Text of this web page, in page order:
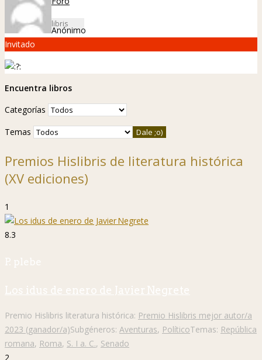
Anónimo
Invitado
:
Encuentra libros
Categorías
Temas
Premios Hislibris de literatura histórica
(XV ediciones)
1
8.3
P. plebe
Los idus de enero de Javier Negrete
Premio Hislibris literatura histórica: Premio Hislibris mejor autor/a
2023 (ganador/a)Subgéneros: Aventuras, PolíticoTemas: República
romana, Roma, S. I a. C., Senado
2